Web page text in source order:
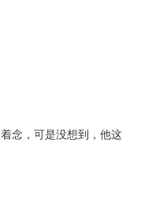
念，可是没想到，他这